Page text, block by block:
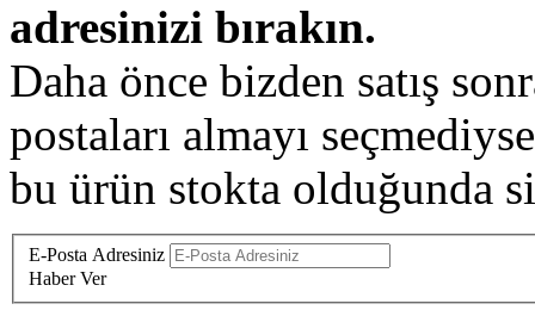
adresinizi bırakın.
Daha önce bizden satış
postaları almayı
bu ürün stokta olduğunda
E-Posta Adresiniz
Haber Ver